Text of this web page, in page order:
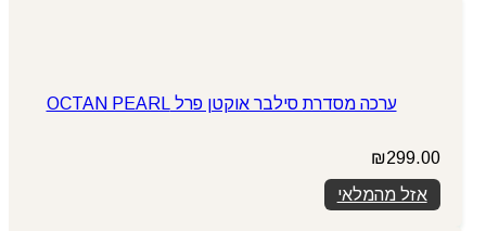
ערכה מסדרת סילבר אוקטן פרל OCTAN PEARL
₪299.00
אזל מהמלאי